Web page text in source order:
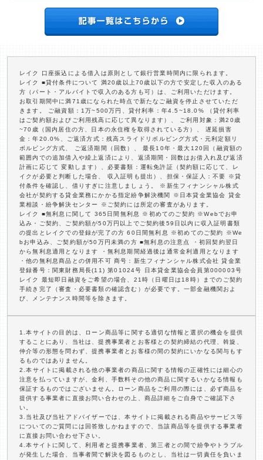
レイク 口座振込による借入は原則として銀行営業時間内に限られます。
レイク ■貸付条件について 満20歳以上70歳以下の方で安定した収入のある
方（パート・アルバイトで収入のある方も可）は、ご利用いただけます。
お取引期間中に満71歳になられた時点で新たなご融資を停止させていただ
きます。 ご融資額：1万~500万円、貸付利率：年4.5~18.0% （貸付利率
はご契約額およびご利用残高に応じて異なります）、 ご利用対象：満20歳
~70歳（国内居住の方、日本の永住権を取得されている方）、 遅延損害
金：年20.0%、ご返済方式：残高スライドリボルビング方式・元利定額リ
ボルビング方式、 ご返済期間（回数）、 最長10年・最大120回（融資額の
範囲内での追加借入や繰上返済により、返済期間・回数はお借入れ及び返済
計画に応じて 変動します）、必要書類：運転免許証（契約額に応じて、レ
イクが必要と判断した場合、 収入証明も提出）、担保・保証人：不要 ※貸
付条件を確認し、借りすぎに注意しましょう。 ※新生フィナンシャル株式
会社が契約する貸金業務にかかる指定紛争解決機関 ※日本貸金業協会 貸金
業相談・紛争解決センター ※ご契約には所定の審査があります。
レイク ■無利息に関して 365日間無利息 ※初めてのご契約 ※Webでお申
込み・ご契約、ご契約額が50万円以上でご契約後59日以内に収入証明書類
の提出とレイクでの登録が完了の方 60日間無利息 ※初めてのご契約 ※We
bお申込み、ご契約額が50万円未満の方 ■無利息の注意点 ・初回契約翌日
から無利息適用となります ・無利息期間経過後は通常金利適用となります
・他の無利息商品との併用不可 商号：新生フィナンシャル株式会社 貸金業
登録番号：関東財務局長(11) 第01024号 日本貸金業協会会員第000003号
レイク 最短即日融資をご希望の場合、21時（日曜日は18時）までのご契約
手続き完了（審査・必要書類の確認含む）が必要です。一部金融機関およ
び、メンテナンス時間等を除きます。
1.本サイトの目的は、ローン商品等に関する適切な情報と選択の機会を提供
することにあり、当社は、提携事業者とお客様との契約締結の代理、斡旋、
仲介等の形態を問わず、提携事業者とお客様の間の契約にいかなる関与もす
るものではありません。
2.本サイトに掲載される他の事業者の商品に関する情報の正確性には細心の
注意を払っていますが、金利、手数料その他の商品に関するいかなる情報も
保証するものではございません。ローン商品をご利用の際には、必ず商品を
提供する事業者に直接お問い合わせの上、商品詳細をご自身でご確認下さ
い。
3.当社及び当社アドバイザーでは、本サイトに掲載される商品やサービス等
についてのご質問には回答致しかねますので、当該商品等を提供する事業者
に直接お問い合わせ下さい。
4.本サイトに関して、利用者と提携事業者、第三者との間で紛争やトラブル
が発生した場合、当事者間で解決を図るものとし、当社は一切責任を負いま